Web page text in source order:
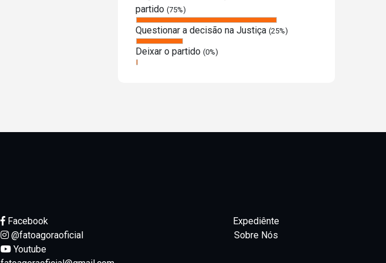
partido (75%)
Questionar a decisão na Justiça (25%)
Deixar o partido (0%)
Facebook
@fatoagoraoficial
Youtube
Expediênte
Sobre Nós